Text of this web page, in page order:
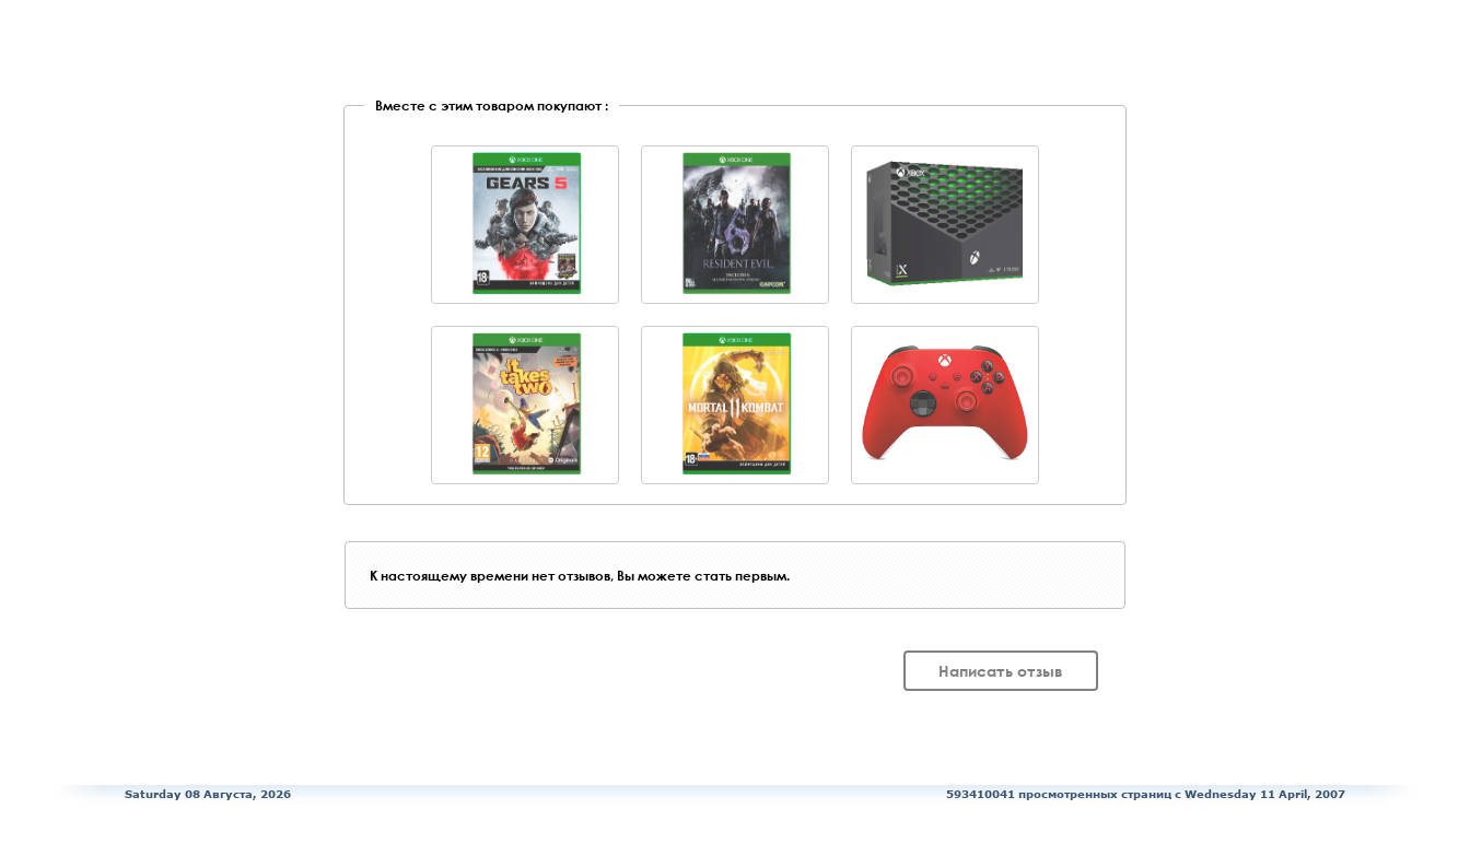
Вместе с этим товаром покупают :
К настоящему времени нет отзывов, Вы можете стать первым.
Написать отзыв
Saturday 08 Августа, 2026 593410041 просмотренных страниц c Wednesday 11 April, 2007